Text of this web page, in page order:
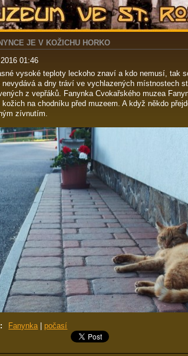
JE V KOŽICHU HORKO
01:46
vysoké teploty leckoho znaví a kdo nemusí, tak
nevydává a dny tráví ve vychlazených místnostech
z vepřáků. Fanynka Cvokařského muzea
kožich na chodníku před muzeem. A když někdo
zívnutím.
: Fanynka počasí